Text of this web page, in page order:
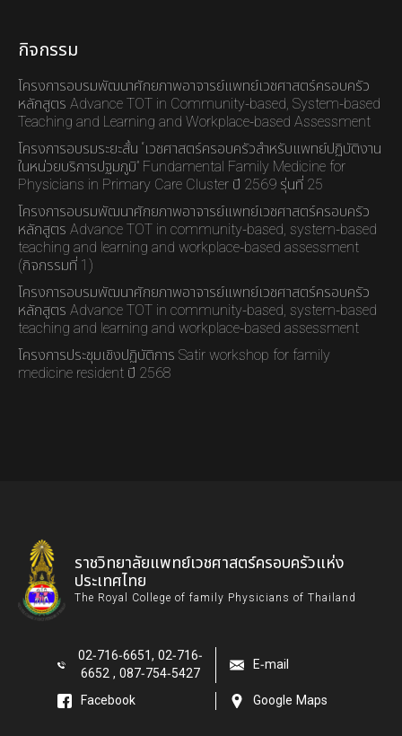
กิจกรรม
โครงการอบรมพัฒนาศักยภาพอาจารย์แพทย์เวชศาสตร์ครอบครัว
หลักสูตร Advance TOT in Community-based, System-based
Teaching and Learning and Workplace-based Assessment
โครงการอบรมระยะสั้น “เวชศาสตร์ครอบครัวสำหรับแพทย์ปฏิบัติงาน
ในหน่วยบริการปฐมภูมิ” Fundamental Family Medicine for
Physicians in Primary Care Cluster ปี 2569 รุ่นที่ 25
โครงการอบรมพัฒนาศักยภาพอาจารย์แพทย์เวชศาสตร์ครอบครัว
หลักสูตร Advance TOT in community-based, system-based
teaching and learning and workplace-based assessment
(กิจกรรมที่ 1)
โครงการอบรมพัฒนาศักยภาพอาจารย์แพทย์เวชศาสตร์ครอบครัว
หลักสูตร Advance TOT in community-based, system-based
teaching and learning and workplace-based assessment
โครงการประชุมเชิงปฏิบัติการ Satir workshop for family
medicine resident ปี 2568
ราชวิทยาลัยแพทย์เวชศาสตร์ครอบครัวแห่ง
ประเทศไทย
The Royal College of family Physicians of Thailand
02-716-6651, 02-716-
6652 , 087-754-5427
E-mail
Facebook
Google Maps